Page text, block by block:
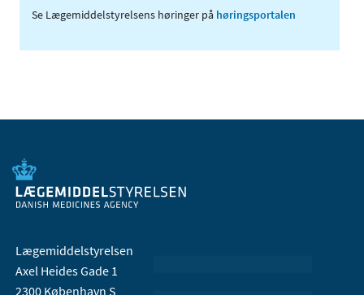
Se Lægemiddelstyrelsens høringer på høringsportalen
Lægemiddelstyrelsen
Axel Heides Gade 1
2300 København S